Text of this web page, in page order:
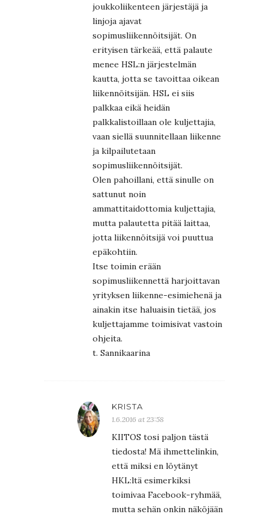
joukkoliikenteen järjestäjä ja
linjoja ajavat
sopimusliikennöitsijät. On
erityisen tärkeää, että palaute
menee HSL:n järjestelmän
kautta, jotta se tavoittaa oikean
liikennöitsijän. HSL ei siis
palkkaa eikä heidän
palkkalistoillaan ole kuljettajia,
vaan siellä suunnitellaan liikenne
ja kilpailutetaan
sopimusliikennöitsijät.
Olen pahoillani, että sinulle on
sattunut noin
ammattitaidottomia kuljettajia,
mutta palautetta pitää laittaa,
jotta liikennöitsijä voi puuttua
epäkohtiin.
Itse toimin erään
sopimusliikennettä harjoittavan
yrityksen liikenne-esimiehenä ja
ainakin itse haluaisin tietää, jos
kuljettajamme toimisivat vastoin
ohjeita.
t. Sannikaarina
KRISTA
1.6.2016 at 23:58
KIITOS tosi paljon tästä
tiedosta! Mä ihmettelinkin,
että miksi en löytänyt
HKL:ltä esimerkiksi
toimivaa Facebook-ryhmää,
mutta sehän onkin näköjään